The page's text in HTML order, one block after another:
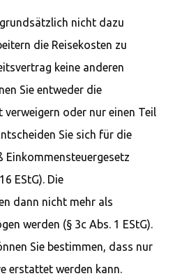
nicht dazu
die Reisekosten zu
keine anderen
Sie entweder die
oder nur einen Teil
Sie sich für die
Einkommensteuergesetz
EStG). Die
dann nicht mehr als
werden (§ 3c Abs. 1 EStG).
Sie bestimmen, dass nur
erstattet werden kann.